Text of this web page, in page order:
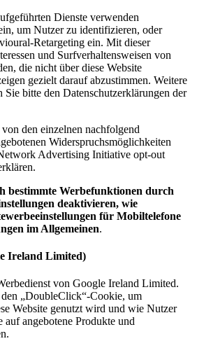
Dienste verwenden
um Nutzer zu identifizieren, oder
Retargeting ein. Mit dieser
und Surfverhaltensweisen von
die nicht über diese Website
gezielt darauf abzustimmen. Weitere
Sie bitte den Datenschutzerklärungen der
den einzelnen nachfolgend
Widerspruchsmöglichkeiten
Advertising Initiative opt-out
bestimmte Werbefunktionen durch
deaktivieren, wie
für Mobiltelefone
im Allgemeinen.
Ireland Limited)
von Google Ireland Limited.
„DoubleClick“-Cookie, um
Website genutzt wird und wie Nutzer
auf angebotene Produkte und